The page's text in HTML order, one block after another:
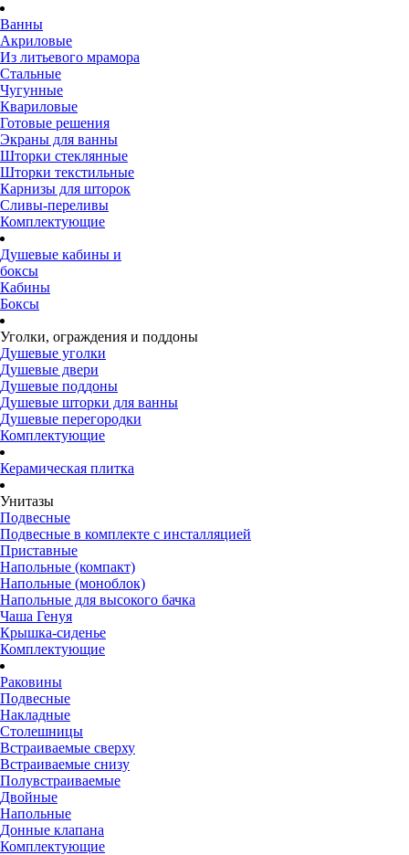
Ванны
Акриловые
Из литьевого мрамора
Стальные
Чугунные
Квариловые
Готовые решения
Экраны для ванны
Шторки стеклянные
Шторки текстильные
Карнизы для шторок
Сливы-переливы
Комплектующие
Душевые кабины и
боксы
Кабины
Боксы
Уголки, ограждения и поддоны
Душевые уголки
Душевые двери
Душевые поддоны
Душевые шторки для ванны
Душевые перегородки
Комплектующие
Керамическая плитка
Унитазы
Подвесные
Подвесные в комплекте с инсталляцией
Приставные
Напольные (компакт)
Напольные (моноблок)
Напольные для высокого бачка
Чаша Генуя
Крышка-сиденье
Комплектующие
Раковины
Подвесные
Накладные
Столешницы
Встраиваемые сверху
Встраиваемые снизу
Полувстраиваемые
Двойные
Напольные
Донные клапана
Комплектующие